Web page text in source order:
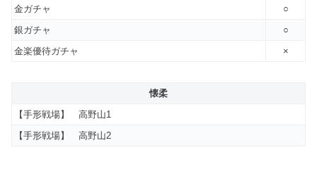
金ガチャ
○
銀ガチャ
○
金楽優待ガチャ
×
懐柔
【手形戦場】 高野山1
【手形戦場】 高野山2